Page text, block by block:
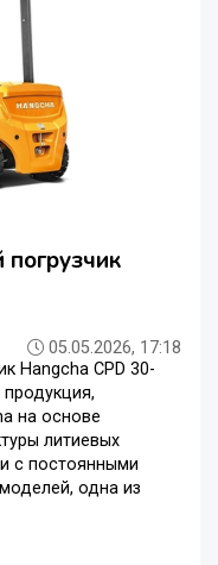
05.05.2026, 17:18
Hangcha CPD 30-
на основе
литиевых
с постоянными
одна из